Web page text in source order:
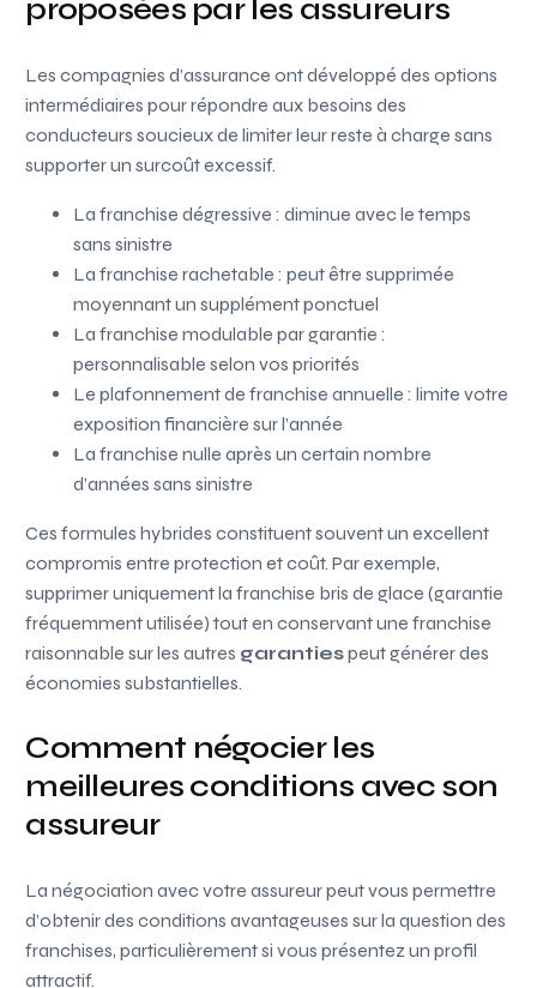
proposées par les assureurs
Les compagnies d’assurance ont développé des options
intermédiaires pour répondre aux besoins des
conducteurs soucieux de limiter leur reste à charge sans
supporter un surcoût excessif.
La franchise dégressive : diminue avec le temps
sans sinistre
La franchise rachetable : peut être supprimée
moyennant un supplément ponctuel
La franchise modulable par garantie :
personnalisable selon vos priorités
Le plafonnement de franchise annuelle : limite votre
exposition financière sur l’année
La franchise nulle après un certain nombre
d’années sans sinistre
Ces formules hybrides constituent souvent un excellent
compromis entre protection et coût. Par exemple,
supprimer uniquement la franchise bris de glace (garantie
fréquemment utilisée) tout en conservant une franchise
raisonnable sur les autres garantiespeut générer des
économies substantielles.
Comment négocier les
meilleures conditions avec son
assureur
La négociation avec votre assureur peut vous permettre
d’obtenir des conditions avantageuses sur la question des
franchises, particulièrement si vous présentez un profil
attractif.